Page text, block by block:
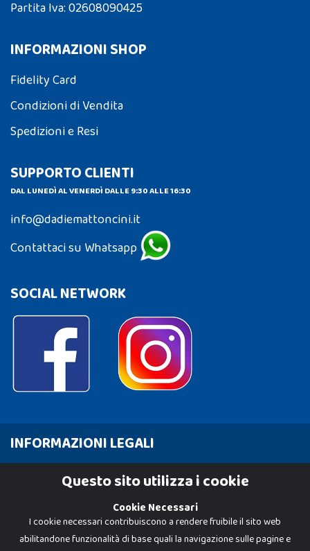
Partita Iva: 02608090425
INFORMAZIONI SHOP
Fidelity Card
Condizioni di Vendita
Spedizioni e Resi
SUPPORTO CLIENTI
DAL LUNEDÌ AL VENERDÌ DALLE 9:30 ALLE 16:30
info@dadiemattoncini.it
Contattaci su Whatsapp
SOCIAL NETWORK
INFORMAZIONI LEGALI
Cookie PolicyQuesto sito utilizza i cookie
Cookie Necessari
I cookie necessari contribuiscono a rendere fruibile il sito web
abilitandone funzionalità di base quali la navigazione sulle pagine e